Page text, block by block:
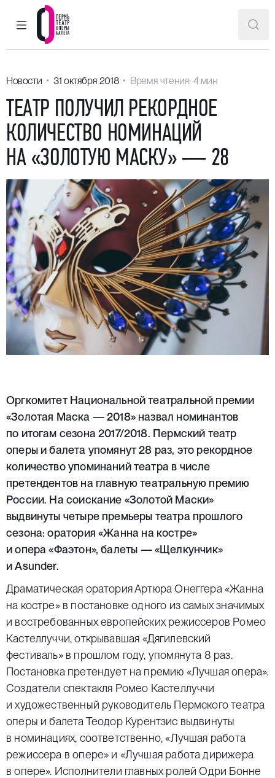
ГЛАВНОЕ МЕНЮ
Пермский театр оперы и балета
Новости 31 октября 2018 Время чтения: 4 мин
ТЕАТР ПОЛУЧИЛ РЕКОРДНОЕ
КОЛИЧЕСТВО НОМИНАЦИЙ
НА «ЗОЛОТУЮ МАСКУ» — 28
Оргкомитет Национальной театральной премии
«Золотая Маска — 2018» назвал номинантов
по итогам сезона 2017/2018. Пермский театр
оперы и балета упомянут 28 раз, это рекордное
количество упоминаний театра в числе
претендентов на главную театральную премию
России. На соискание «Золотой Маски»
выдвинуты четыре премьеры театра прошлого
сезона: оратория«Жанна на костре»
и опера«Фаэтон», балеты —«Щелкунчик»
и Asunder.
Драматическая оратория Артюра Онеггера «Жанна
на костре» в постановке одного из самых значимых
и востребованных европейских режиссеров Ромео
Кастеллуччи, открывавшая «Дягилевский
фестиваль» в прошлом году, упомянута 8 раз.
Постановка претендует на премию «Лучшая опера».
Создатели спектакля Ромео Кастеллуччи
и художественный руководитель Пермского театра
оперы и балета Теодор Курентзис выдвинуты
в номинациях, соответственно, «Лучшая работа
режиссера в опере» и «Лучшая работа дирижера
в опере». Исполнители главных ролей Одри Бонне